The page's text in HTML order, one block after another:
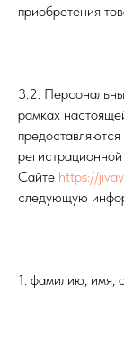
приобретения
3.2.
рамках
Сайте https://
следующую
1. фамилию, имя,